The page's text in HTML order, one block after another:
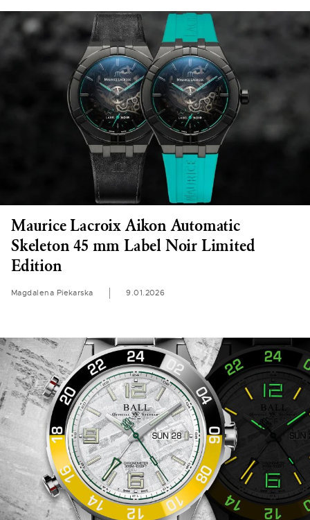
Maurice Lacroix Aikon Automatic
Skeleton 45 mm Label Noir Limited
Edition
Magdalena Piekarska 9.01.2026